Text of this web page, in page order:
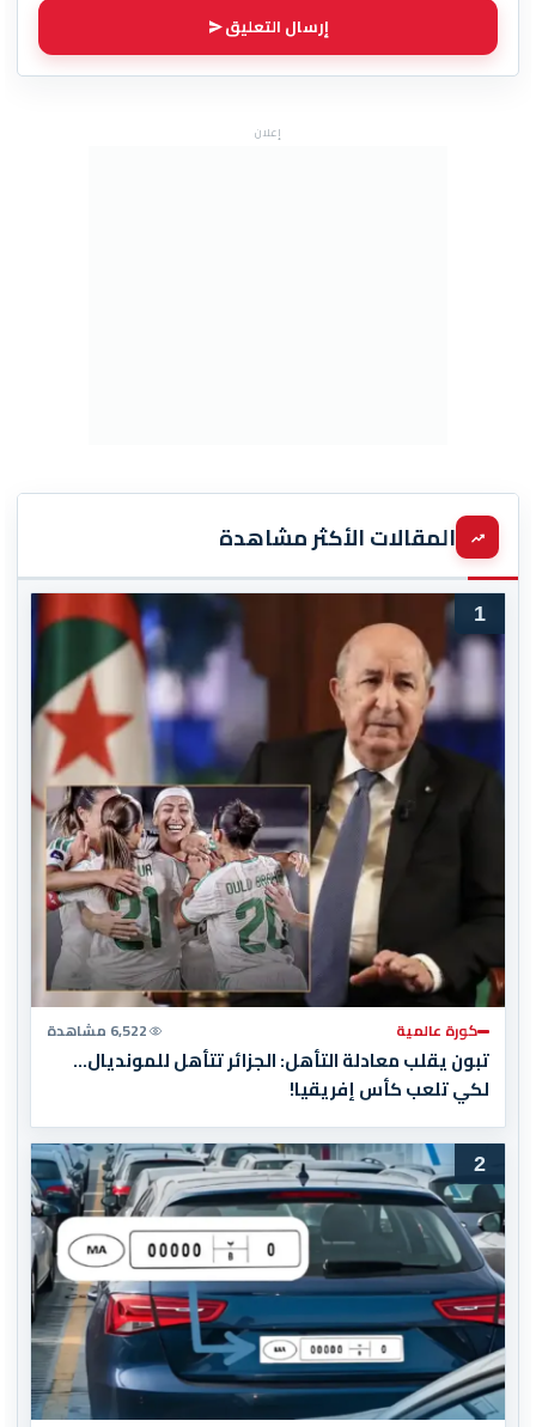
إرسال التعليق
إعلان
المقالات الأكثر مشاهدة
1
كورة عالمية 6,522 مشاهدة
تبون يقلب معادلة التأهل: الجزائر تتأهل للمونديال…
لكي تلعب كأس إفريقيا!
2